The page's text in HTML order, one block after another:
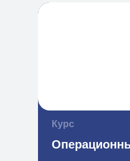
Курс